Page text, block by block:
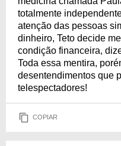
totalmente
atenção das pessoas
dinheiro, Teto decide
condição financeira,
Toda essa mentira,
desentendimentos que
telespectadores!
COPIAR